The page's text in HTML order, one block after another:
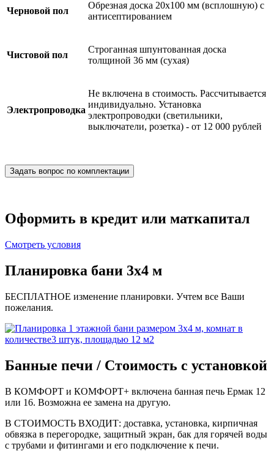
Черновой пол
Обрезная доска 20х100 мм (всплошную) с
антисептированием
Чистовой пол
Строганная шпунтованная доска
толщиной 36 мм (сухая)
Электропроводка
Не включена в стоимость. Рассчитывается
индивидуально. Установка
электропроводки (светильники,
выключатели, розетка) - от 12 000 рублей
Задать вопрос по комплектации
Оформить в кредит или маткапитал
Смотреть условия
Планировка бани 3х4 м
БЕСПЛАТНОЕ изменение планировки. Учтем все Ваши
пожелания.
Банные печи / Стоимость с установкой
В КОМФОРТ и КОМФОРТ+ включена банная печь Ермак 12
или 16. Возможна ее замена на другую.
В СТОИМОСТЬ ВХОДИТ: доставка, установка, кирпичная
обвязка в перегородке, защитный экран, бак для горячей воды
с трубами и фитингами и его подключение к печи.